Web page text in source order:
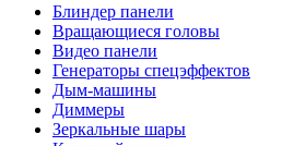
Блиндер панели
Вращающиеся головы
Видео панели
Генераторы спецэффектов
Дым-машины
Диммеры
Зеркальные шары